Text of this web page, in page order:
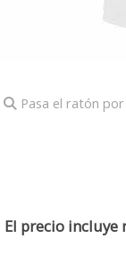
Pasa el ratón
El precio